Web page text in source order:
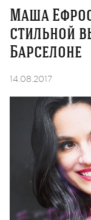
Маша
стильной
Барселоне
14.08.2017